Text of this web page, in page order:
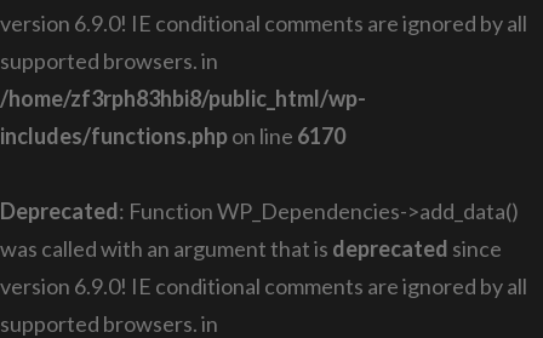
version 6.9.0! IE conditional comments are ignored by all
supported browsers. in
/home/zf3rph83hbi8/public_html/wp-
includes/functions.phpon line 6170
Deprecated: Function WP_Dependencies->add_data()
was called with an argument that is deprecated since
version 6.9.0! IE conditional comments are ignored by all
supported browsers. in